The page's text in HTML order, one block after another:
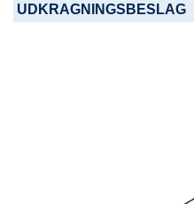
UDKRAGNINGSBESLAG